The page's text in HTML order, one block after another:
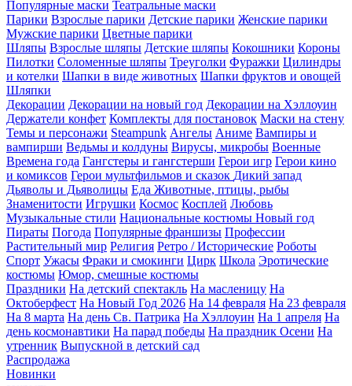
Популярные маски Театральные маски
Парики Взрослые парики Детские парики Женские парики
Мужские парики Цветные парики
Шляпы Взрослые шляпы Детские шляпы Кокошники Короны
Пилотки Соломенные шляпы Треуголки Фуражки Цилиндры
и котелки Шапки в виде животных Шапки фруктов и овощей
Шляпки
Декорации Декорации на новый год Декорации на Хэллоуин
Держатели конфет Комплекты для постановок Маски на стену
Темы и персонажи Steampunk Ангелы Аниме Вампиры и
вампирши Ведьмы и колдуны Вирусы, микробы Военные
Времена года Гангстеры и гангстерши Герои игр Герои кино
и комиксов Герои мультфильмов и сказок Дикий запад
Дьяволы и Дьяволицы Еда Животные, птицы, рыбы
Знаменитости Игрушки Космос Косплей Любовь
Музыкальные стили Национальные костюмы Новый год
Пираты Погода Популярные франшизы Профессии
Растительный мир Религия Ретро / Исторические Роботы
Спорт Ужасы Фраки и смокинги Цирк Школа Эротические
костюмы Юмор, смешные костюмы
Праздники На детский спектакль На масленицу На
Октоберфест На Новый Год 2026 На 14 февраля На 23 февраля
На 8 марта На день Св. Патрика На Хэллоуин На 1 апреля На
день космонавтики На парад победы На праздник Осени На
утренник Выпускной в детский сад
Распродажа
Новинки